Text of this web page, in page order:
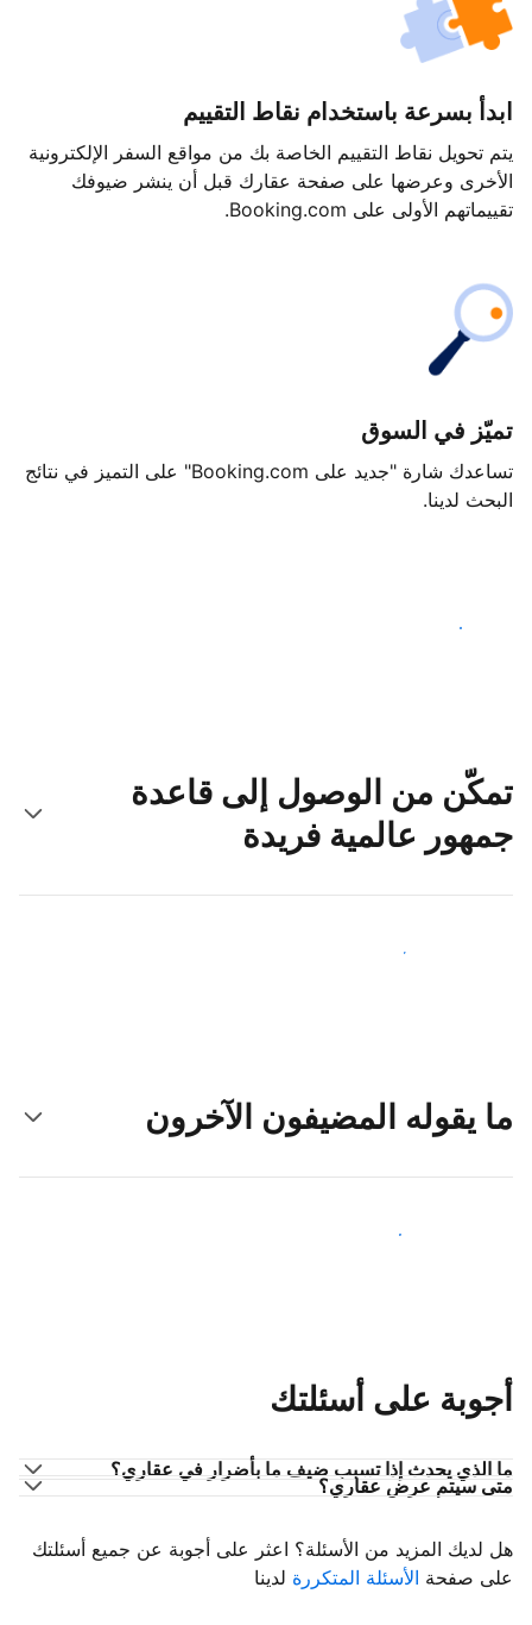
ابدأ بسرعة باستخدام نقاط التقييم
يتم تحويل نقاط التقييم الخاصة بك من مواقع السفر الإلكترونية
الأخرى وعرضها على صفحة عقارك قبل أن ينشر ضيوفك
تقييماتهم الأولى على Booking.com.
تميّز في السوق
تساعدك شارة "جديد على Booking.com" على التميز في نتائج
البحث لدينا.
ابدأ اليوم
تمكّن من الوصول إلى قاعدة
جمهور عالمية فريدة
اجذب ضيوف جدد اليوم
ما يقوله المضيفون الآخرون
انضم إلى مضيفين آخرين
أجوبة على أسئلتك
ما الذي يحدث إذا تسبب ضيف ما بأضرار في عقاري؟
متى سيتم عرض عقاري؟
هل لديك المزيد من الأسئلة؟ اعثر على أجوبة عن جميع أسئلتك
على صفحة الأسئلة المتكررة لدينا